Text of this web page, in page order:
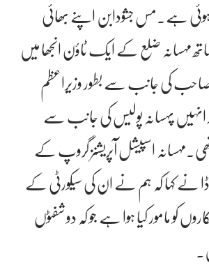
ہے۔مس جشودابن اپنے بھائی
ضلع کے ایک ٹاؤن انجھا میں
کی جانب سے بطور وزیراعظم
پہسانہ پولیس کی جانب سے
اسپیشل آپریشنز گروپ کے
نے کہا کہ ہم نے ان کی سیکورٹی کے
کو مامور کیا ہوا ہے جو کہ دو شفٹوں